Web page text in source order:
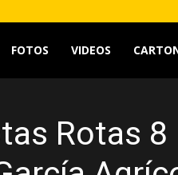
FOTOS VIDEOS
Rotas 8